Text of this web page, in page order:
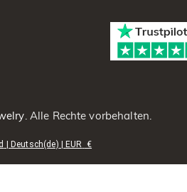
. Alle Rechte vorbehalten.
|Deutsch(de) |EUR €